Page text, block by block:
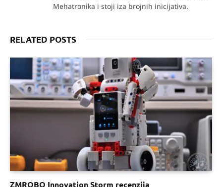
Mehatronika i stoji iza brojnih inicijativa.
RELATED POSTS
ZMROBO Innovation Storm recenzija